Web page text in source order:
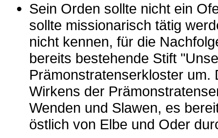
Sein Orden sollte nicht ein
sollte missionarisch tätig
nicht kennen, für die
bereits bestehende Stift
Prämonstratenserkloster um.
Wirkens der
Wenden und Slawen, es
östlich von Elbe und Oder